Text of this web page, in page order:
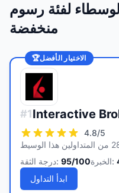
لفئة رسوم
منخفضة
🏆الاختيار الأفضل
#1Interactive
4.8/5
درجة الثقة: 95/100 الخبرة:
ابدأ التداول